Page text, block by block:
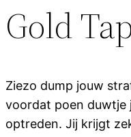
Gold
Ziezo dump jouw
voordat poen duwtje
optreden. Jij krijgt